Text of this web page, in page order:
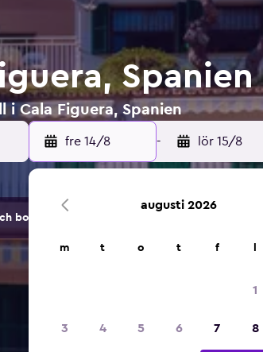
Spanien
i Cala Figuera, Spanien
fre 14/8 - lör 15/8
boendealternativ.
augusti 2026
m t o t f
1
3 4 5 6 7 8